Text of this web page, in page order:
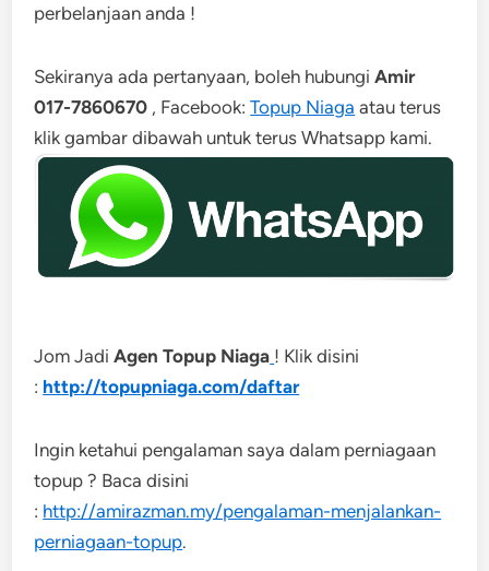
perbelanjaan anda !
Sekiranya ada pertanyaan, boleh hubungiAmir
017-7860670 , Facebook:Topup Niaga atau terus
klik gambar dibawah untuk terus Whatsapp kami.
Jom JadiAgen Topup Niaga ! Klik disini
: http://topupniaga.com/daftar
Ingin ketahui pengalaman saya dalam perniagaan
topup ? Baca disini
: http://amirazman.my/pengalaman-menjalankan-
perniagaan-topup.